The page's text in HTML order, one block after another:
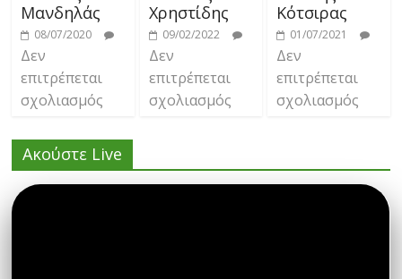
Μανδηλάς
08/07/2020
Δεν
επιτρέπεται
σχολιασμός
Χρηστίδης
09/02/2022
Δεν
επιτρέπεται
σχολιασμός
Κότσιρας
01/07/2021
Δεν
επιτρέπεται
σχολιασμός
Ακούστε Live